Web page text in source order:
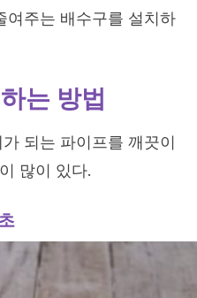
여주는 배수구를 설치하
는 방법
되는 파이프를 깨끗이
많이 있다.